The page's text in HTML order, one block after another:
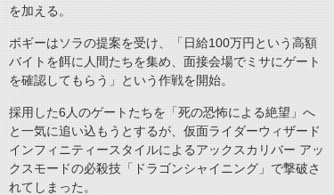
を加える。
ボギーはソラの提案を受け、「日給100万円という高額
バイトを餌に人間たちを集め、面接会場でミサにゲート
を確認してもらう」という作戦を開始。
採用した6人のゲートたちを「死の恐怖による絶望」へ
と一気に追い込もうとするが、仮面ライダーウィザード
インフィニティースタイルによるアックスカリバー アッ
クスモードの必殺技「ドラゴンシャイニング」で撃破さ
れてしまった。